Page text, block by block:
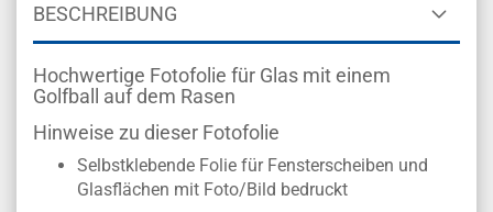
BESCHREIBUNG
Hochwertige Fotofolie für Glas mit einem
Golfball auf dem Rasen
Hinweise zu dieser Fotofolie
Selbstklebende Folie für Fensterscheiben und
Glasflächen mit Foto/Bild bedruckt